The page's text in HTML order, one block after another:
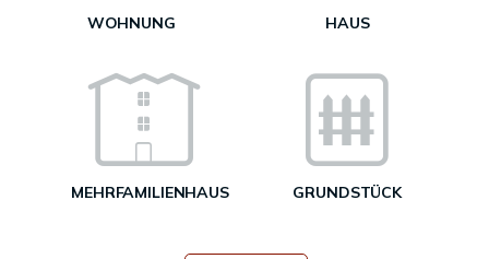
WOHNUNG HAUS
MEHRFAMILIENHAUS GRUNDSTÜCK